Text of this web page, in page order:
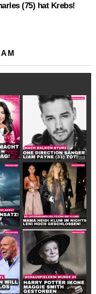
(75) hat Krebs!